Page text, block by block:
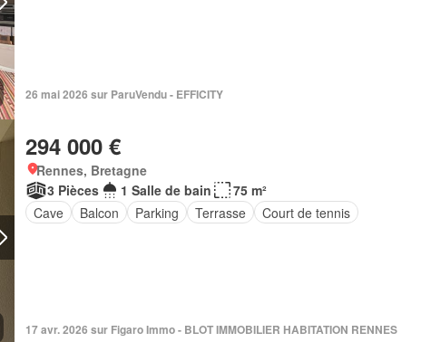
26 mai 2026 sur ParuVendu - EFFICITY
294 000 €
Rennes, Bretagne
3 Pièces
1 Salle de bain
75 m²
Cave
Balcon Parking Terrasse Court de tennis
17 avr. 2026 sur Figaro Immo - BLOT IMMOBILIER HABITATION RENNES